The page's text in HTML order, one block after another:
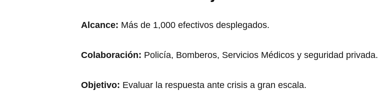
Alcance: Más de 1,000 efectivos desplegados.
Colaboración: Policía, Bomberos, Servicios Médicos y seguridad privada.
Objetivo: Evaluar la respuesta ante crisis a gran escala.